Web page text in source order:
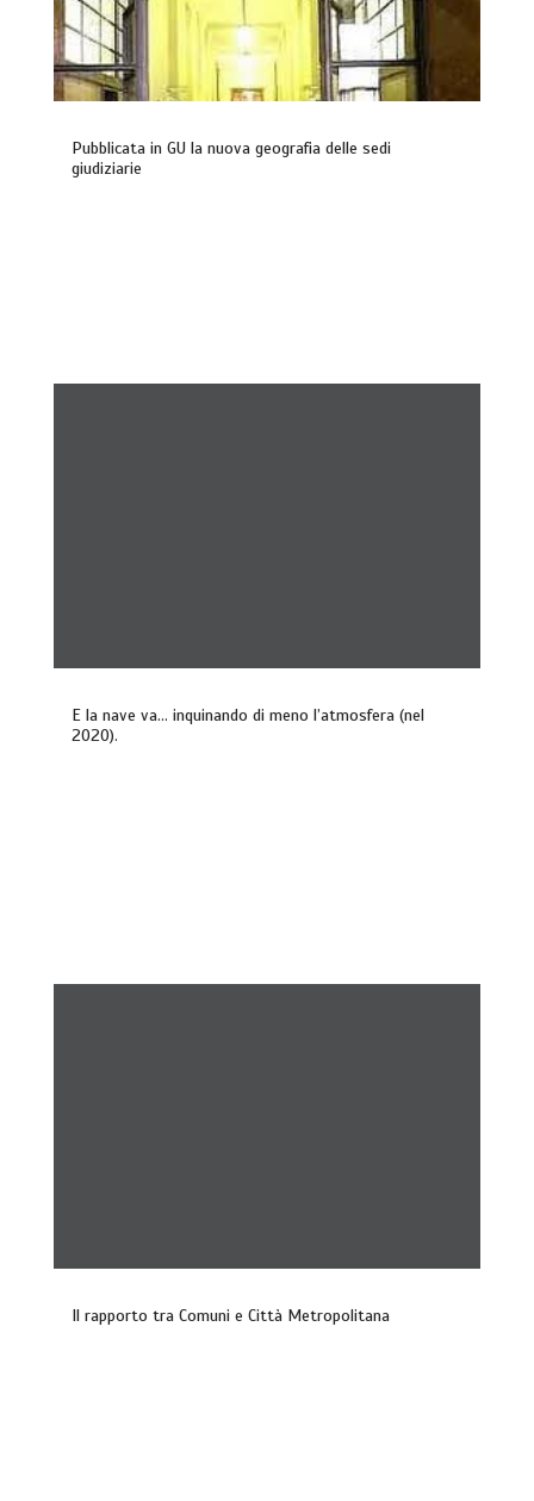
Pubblicata in GU la nuova geografia delle sedi
giudiziarie
E la nave va… inquinando di meno l’atmosfera (nel
2020).
Il rapporto tra Comuni e Città Metropolitana